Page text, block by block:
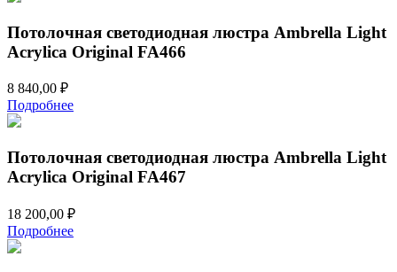
Потолочная светодиодная люстра Ambrella Light
Acrylica Original FA466
8 840,00 ₽
Подробнее
Потолочная светодиодная люстра Ambrella Light
Acrylica Original FA467
18 200,00 ₽
Подробнее